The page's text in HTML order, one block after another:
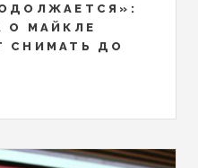
О МАЙКЛЕ
СНИМАТЬ ДО